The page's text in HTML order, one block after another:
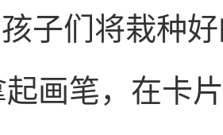
子们将栽种
画笔，在卡